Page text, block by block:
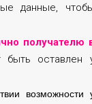
данные,
получателю
оставлен
возможности